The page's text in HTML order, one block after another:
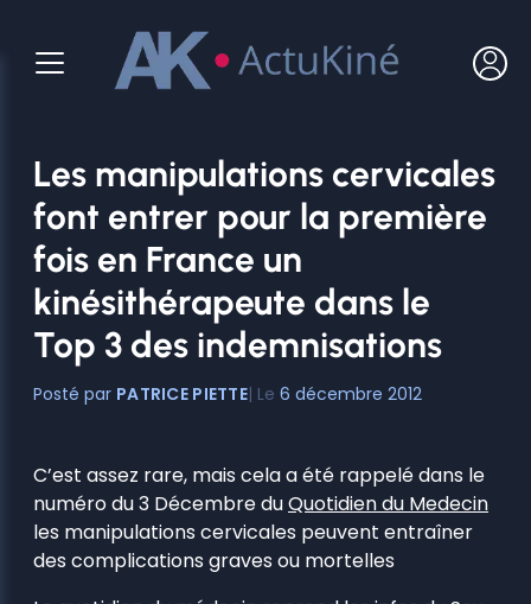
contenu
Les manipulations cervicales
font entrer pour la première
fois en France un
kinésithérapeute dans le
Top 3 des indemnisations
PATRICE PIETTE 6 décembre 2012
C’est assez rare, mais cela a été rappelé dans le
numéro du 3 Décembre duQuotidien du Medecin
les manipulations cervicales peuvent entraîner
des complications graves ou mortelles